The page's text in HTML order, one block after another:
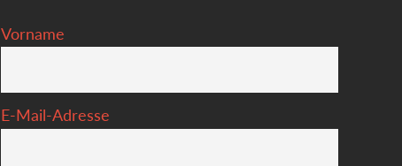
Vorname
E-Mail-Adresse